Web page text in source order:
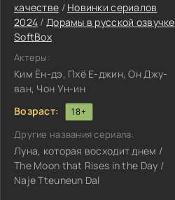
качестве / Новинки сериалов
2024 / Дорамы в русской озвучке
SoftBox
Актеры:
Ким Ён-дэ, Пхё Е-джин, Он Джу-
ван, Чон Ун-ин
Возраст:
18+
Другие названия сериала:
Луна, которая восходит днем /
The Moon that Rises in the Day /
Naje Tteuneun Dal